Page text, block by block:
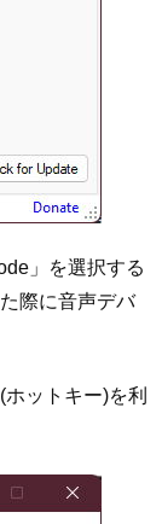
」を選択する
際に音声デバ
ットキー)を利